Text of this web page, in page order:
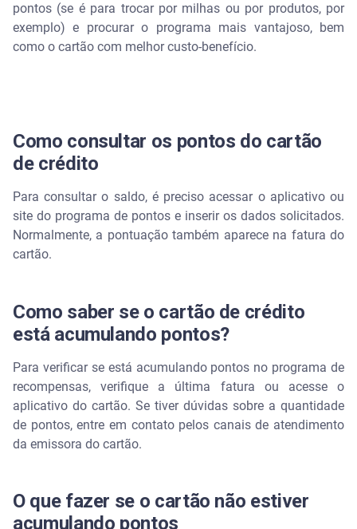
pontos (se é para trocar por milhas ou por produtos, por
exemplo) e procurar o programa mais vantajoso, bem
como o cartão com melhor custo-benefício.
Como consultar os pontos do cartão
de crédito
Para consultar o saldo, é preciso acessar o aplicativo ou
site do programa de pontos e inserir os dados solicitados.
Normalmente, a pontuação também aparece na fatura do
cartão.
Como saber se o cartão de crédito
está acumulando pontos?
Para verificar se está acumulando pontos no programa de
recompensas, verifique a última fatura ou acesse o
aplicativo do cartão. Se tiver dúvidas sobre a quantidade
de pontos, entre em contato pelos canais de atendimento
da emissora do cartão.
O que fazer se o cartão não estiver
acumulando pontos